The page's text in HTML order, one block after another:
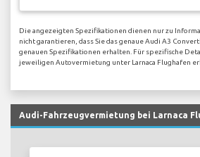
Die angezeigten Spezifikationen dienen nur zu
nicht garantieren, dass Sie das genaue Audi A3
genauen Spezifikationen erhalten. Für spezifische
jeweiligen Autovermietung unter Larnaca Flughafen
Audi-Fahrzeugvermietung bei Larnaca